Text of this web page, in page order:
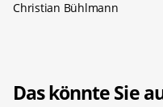
Christian Bühlmann
Das könnte Sie